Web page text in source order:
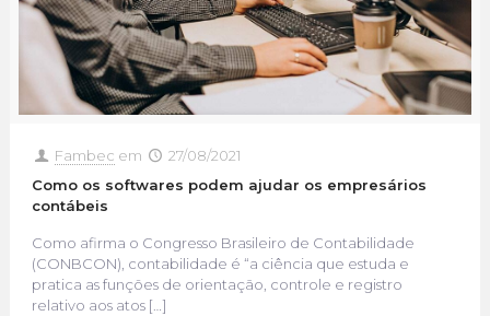
Fambec em
27/08/2021
Como os softwares podem ajudar os empresários
contábeis
Como afirma o Congresso Brasileiro de Contabilidade
(CONBCON), contabilidade é “a ciência que estuda e
pratica as funções de orientação, controle e registro
relativo aos atos[…]